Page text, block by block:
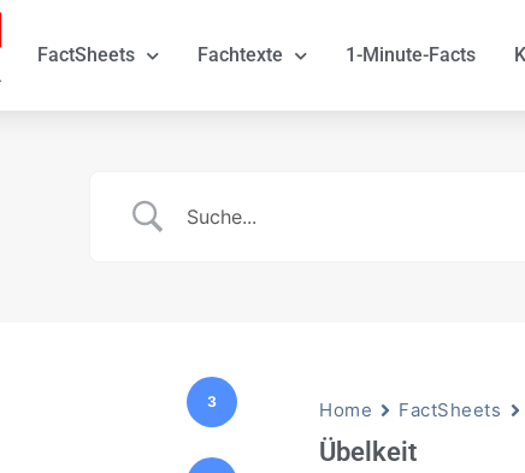
FactSheets Fachtexte 1-Minute-Facts
3 Home FactSheets
Übelkeit